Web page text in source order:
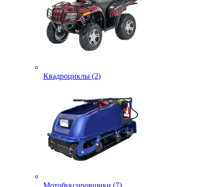
Квадроциклы (2)
Мотобуксировщики (7)